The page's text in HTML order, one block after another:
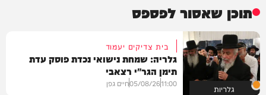
תוכן שאסור לפספס
גלריות
בית צדיקים יעמוד
גלריה: שמחת נישואי נכדת פוסק עדת
תימן הגר"י רצאבי
11:00
05/08/26חיים גפן